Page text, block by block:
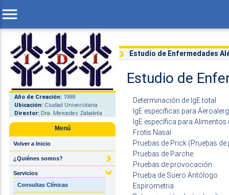
menu
Año de Creación: 1988
Ubicación: Ciudad Universitaria
Director: Dra. Mercedes Zabaleta
Menú
Volver a Inicio
¿Quiénes somos?
Servicios
Consultas Clínicas
Estudio de Enfermedades
Estudio de
Determinación de IgE total
IgE específicas para
IgE específica para Alimentos
Frotis Nasal
Pruebas de Prick (Pruebas
Pruebas de Parche
Pruebas de provocación
Prueba de Suero Antólogo
Espirometria